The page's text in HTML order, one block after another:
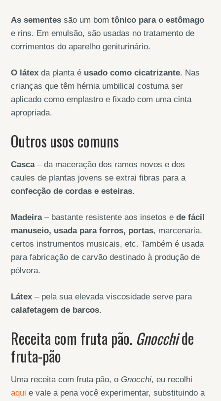
As sementes são um bomtônico para o estômago
e rins. Em emulsão, são usadas no tratamento de
corrimentos do aparelho geniturinário.
O látex da planta é usado como cicatrizante. Nas
crianças que têm hérnia umbilical costuma ser
aplicado como emplastro e fixado com uma cinta
apropriada.
Outros usos comuns
Casca– da maceração dos ramos novos e dos
caules de plantas jovens se extrai fibras para a
confecção de cordas e esteiras.
Madeira– bastante resistente aos insetos ede fácil
manuseio, usada para forros, portas, marcenaria,
certos instrumentos musicais, etc. Também é usada
para fabricação de carvão destinado à produção de
pólvora.
Látex – pela sua elevada viscosidade serve para
calafetagem de barcos.
Receita com fruta pão. Gnocchide
fruta-pão
Uma receita com fruta pão, o Gnocchi, eu recolhi
aqui e vale a pena você experimentar, substituindo a